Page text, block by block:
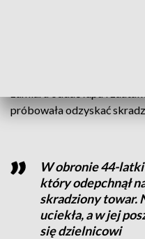
próbowała odzyskać
W obronie 44-latki
który odepchnął
skradziony towar.
uciekła, a w jej
się dzielnicowi